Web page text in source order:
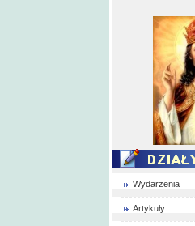
Wydarzenia
Artykuły